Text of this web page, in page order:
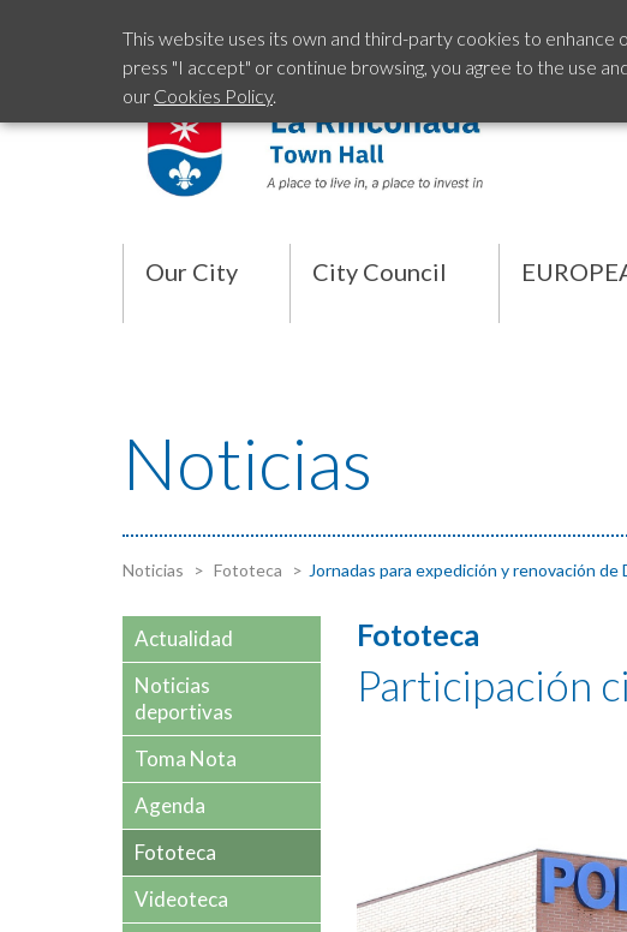
Our City City Council
Noticias
Noticias Fototeca Jornadas para expedición y renovación de
Actualidad
Noticias
deportivas
Toma Nota
Agenda
Fototeca
Videoteca
Fototeca
Participación
This website uses its own and third-party cookies to
press "I accept" or continue browsing, you agree to the use
our Cookies Policy.